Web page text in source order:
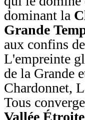
dominant la
Grande
aux confins
L'empreinte
de la Grande
Chardonnet,
Tous
Vallée Étroite